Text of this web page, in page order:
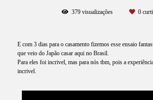
379 visualizações 0
E com 3 dias para o casamento fizemos esse ensaio
que veio do Japão casar aqui no Brasil.
Para eles foi incrivel, mas para nós tbm, pois a
incrivel.